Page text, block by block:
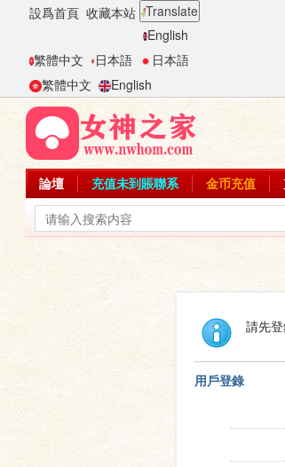
設爲首頁 收藏本站 Translate
English
繁體中文
日本語
日本語
繁體中文
English
論壇 充值未到賬聯系 金币充值
請先
用戶登錄